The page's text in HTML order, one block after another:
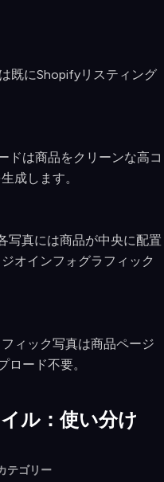
既にShopifyリスティング
は商品をクリーンな高コ
成します。
写真には商品が中央に配置
オインフォグラフィック
ィック写真は商品ページ
ード不要。
ル：使い分け
テゴリー